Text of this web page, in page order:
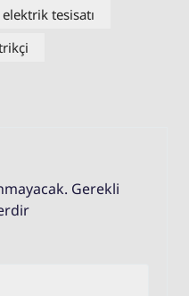
elektrik tesisatı
Gerekli